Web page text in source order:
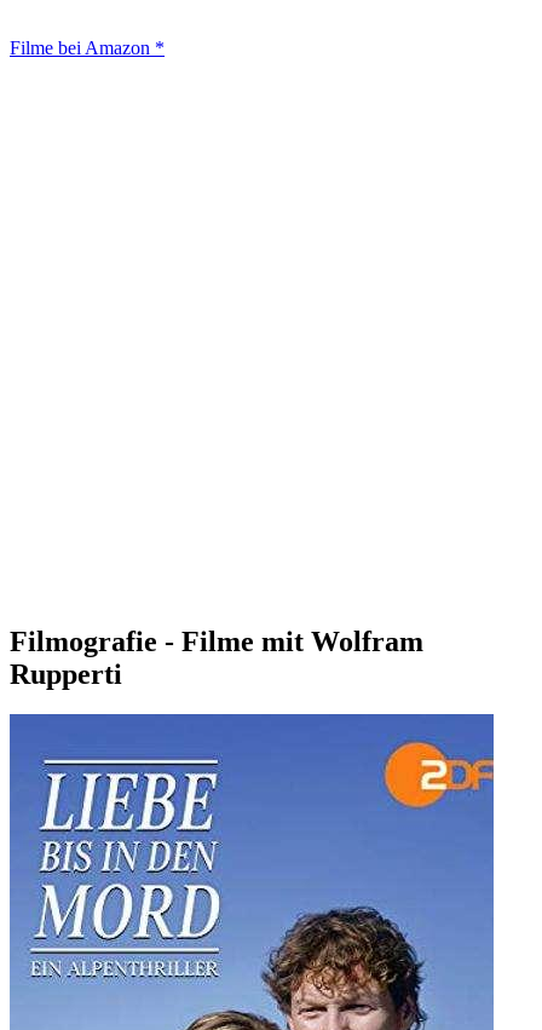
Filme bei Amazon *
Filmografie - Filme mit Wolfram
Rupperti